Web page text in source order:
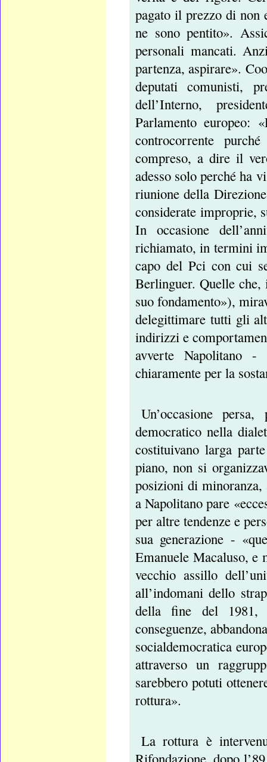
pagato il prezzo di non
ne sono pentito».
personali mancati.
partenza, aspirare».
deputati comunisti,
dell’Interno,
Parlamento europeo:
controcorrente
compreso, a dire il
adesso solo perché ha
riunione della
considerate improprie,
In occasione
richiamato, in termini
capo del Pci con cui
Berlinguer. Quelle che,
suo fondamento»),
delegittimare tutti gli
indirizzi e
avverte Napolitano
chiaramente per la
Un’occasione
democratico nella
costituivano larga
piano, non si
posizioni di minoranza,
a Napolitano pare
per altre tendenze e
sua generazione -
Emanuele Macaluso,
vecchio assillo
all’indomani dello
della fine del 1981,
conseguenze,
socialdemocratica
attraverso un
sarebbero potuti
rottura».
La rottura è